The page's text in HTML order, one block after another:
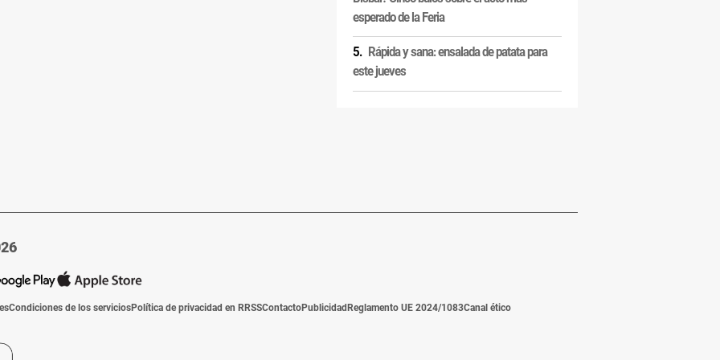
esperado de la Feria
Rápida y sana: ensalada de patata para
este jueves
Condiciones de los serviciosPolítica de privacidad en RRSSContactoPublicidadReglamento UE 2024/1083Canal ético